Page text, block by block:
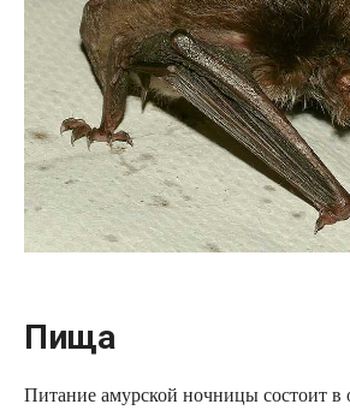
Пища
Питание амурской ночницы состоит в